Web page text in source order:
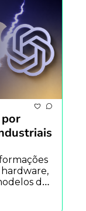
hardware,
de